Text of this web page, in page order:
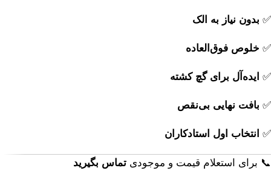
✅ بدون نیاز به الک
✅ خلوص فوق‌العاده
✅ ایده‌آل برای گچ کشته
✅ بافت نهایی بی‌نقص
✅ انتخاب اول استادکاران
📞 برای استعلام قیمت و موجودی تماس بگیرید